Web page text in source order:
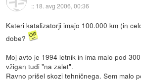
:: 18. avg 2006, 00:36
Kateri katalizatorji imajo 100.000 km (in
dobe?
Moj avto je 1994 letnik in ima malo pod
vžigan tudi "na zalet".
Ravno prišel skozi tehničnega. Sem malo